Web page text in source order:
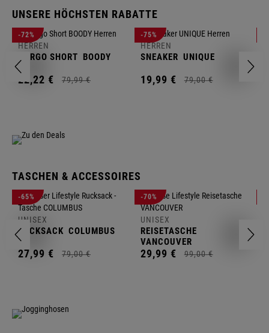
UNSERE HÖCHSTEN RABATTE
-72%
HERREN
CARGO SHORT BOODY
22,22 € 79,99 €
-75%
HERREN
SNEAKER UNIQUE
19,99 € 79,00 €
TASCHEN & ACCESSOIRES
-65%
UNISEX
RUCKSACK COLUMBUS
27,99 € 79,00 €
-70%
UNISEX
REISETASCHE
VANCOUVER
29,99 € 99,00 €